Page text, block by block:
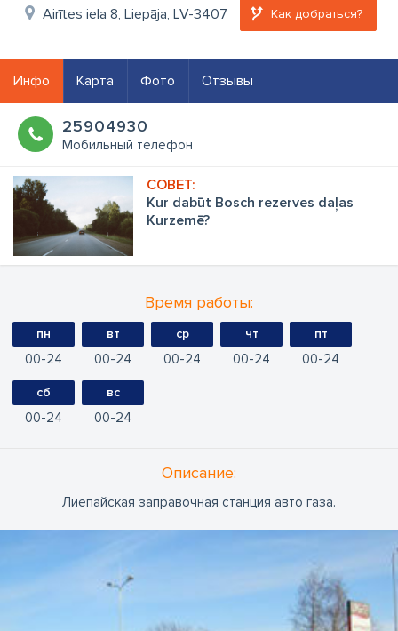
Airītes iela 8, Liepāja, LV-3407 Как добраться?
Инфо Карта Фото Отзывы
25904930
Mобильный телефон
Kur dabūt Bosch rezerves daļas
Kurzemē?
Время работы:
пн
00 24
вт
00 24
ср
00 24
чт
00 24
пт
00 24
сб
00 24
вс
00 24
Oписание:
Лиепайская заправочная станция авто газа.